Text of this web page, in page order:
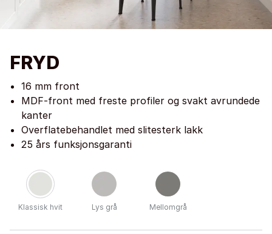
FRYD
16 mm front
MDF-front med freste profiler og svakt avrundede
kanter
Overflatebehandlet med slitesterk lakk
25 års funksjonsgaranti
Klassisk hvit Lys grå Mellomgrå